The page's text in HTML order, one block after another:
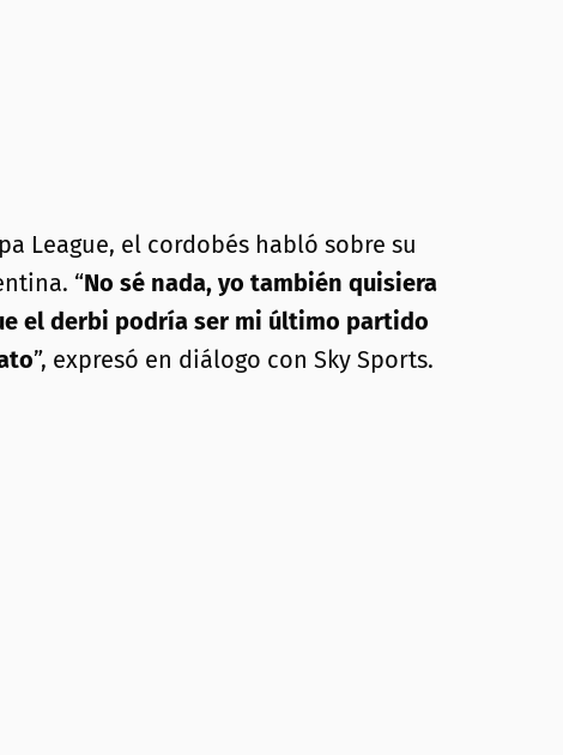
League, el cordobés habló sobre su
“No sé nada, yo también quisiera
el derbi podría ser mi último partido
”, expresó en diálogo con Sky Sports.